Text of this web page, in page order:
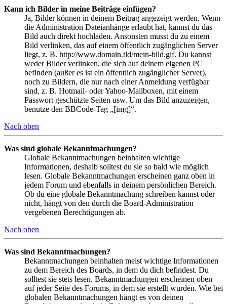
Kann ich Bilder in meine Beiträge einfügen?
Ja, Bilder können in deinem Beitrag angezeigt werden. Wenn
die Administration Dateianhänge erlaubt hat, kannst du das
Bild auch direkt hochladen. Ansonsten musst du zu einem
Bild verlinken, das auf einem öffentlich zugänglichen Server
liegt, z. B. http://www.domain.tld/mein-bild.gif. Du kannst
weder Bilder verlinken, die sich auf deinem eigenen PC
befinden (außer es ist ein öffentlich zugänglicher Server),
noch zu Bildern, die nur nach einer Anmeldung verfügbar
sind, z. B. Hotmail- oder Yahoo-Mailboxen, mit einem
Passwort geschützte Seiten usw. Um das Bild anzuzeigen,
benutze den BBCode-Tag „[img]“.
Nach oben
Was sind globale Bekanntmachungen?
Globale Bekanntmachungen beinhalten wichtige
Informationen, deshalb solltest du sie so bald wie möglich
lesen. Globale Bekanntmachungen erscheinen ganz oben in
jedem Forum und ebenfalls in deinem persönlichen Bereich.
Ob du eine globale Bekanntmachung schreiben kannst oder
nicht, hängt von den durch die Board-Administration
vergebenen Berechtigungen ab.
Nach oben
Was sind Bekanntmachungen?
Bekanntmachungen beinhalten meist wichtige Informationen
zu dem Bereich des Boards, in dem du dich befindest. Du
solltest sie stets lesen. Bekanntmachungen erscheinen oben
auf jeder Seite des Forums, in dem sie erstellt wurden. Wie bei
globalen Bekanntmachungen hängt es von deinen